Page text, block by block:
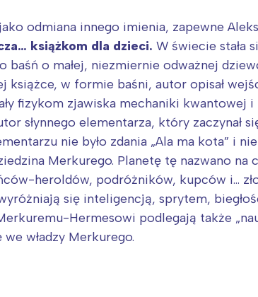
odmiana innego imienia, zapewne
książkom dla dzieci. W świecie stała
baśń o małej, niezmiernie odważnej
książce, w formie baśni, autor opisał
fizykom zjawiska mechaniki kwantowej
słynnego elementarza, który zaczynał
nie było zdania „Ala ma kota” i
Merkurego. Planetę tę nazwano na
heroldów, podróżników, kupców i…
się inteligencją, sprytem,
Hermesowi podlegają także
władzy Merkurego.